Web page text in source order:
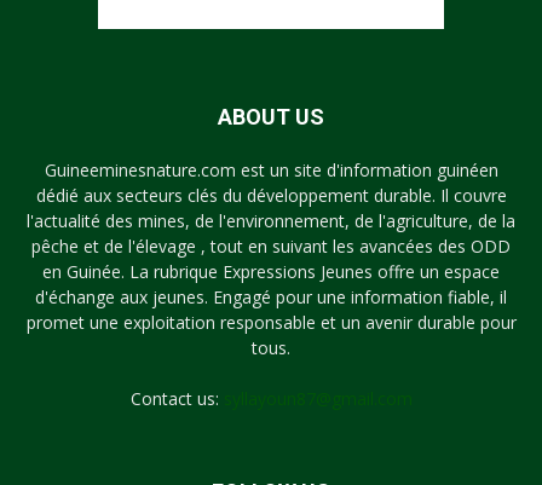
ABOUT US
Guineeminesnature.com est un site d'information guinéen
dédié aux secteurs clés du développement durable. Il couvre
l'actualité des mines, de l'environnement, de l'agriculture, de la
pêche et de l'élevage , tout en suivant les avancées des ODD
en Guinée. La rubrique Expressions Jeunes offre un espace
d'échange aux jeunes. Engagé pour une information fiable, il
promet une exploitation responsable et un avenir durable pour
tous.
Contact us: